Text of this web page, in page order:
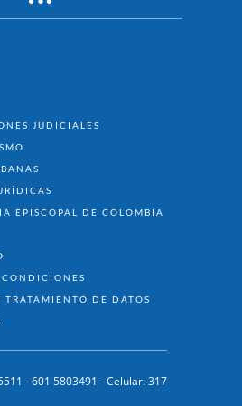
JUDICIALES
EPISCOPAL DE COLOMBIA
TRATAMIENTO DE DATOS
- 601 5803491 - Celular: 317